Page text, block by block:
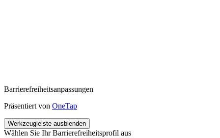
Barrierefreiheitsanpassungen
Präsentiert von OneTap
Werkzeugleiste ausblenden
Wählen Sie Ihr Barrierefreiheitsprofil aus